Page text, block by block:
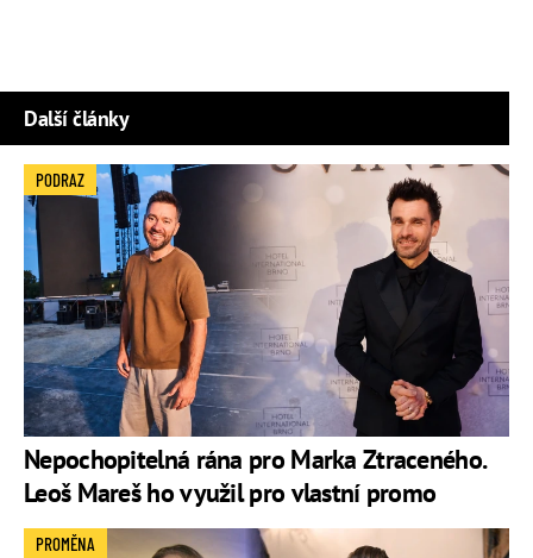
Další články
Nepochopitelná rána pro Marka Ztraceného.
Leoš Mareš ho využil pro vlastní promo
PODRAZ
PROMĚNA